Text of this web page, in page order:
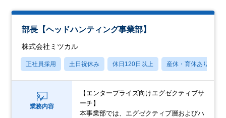
部長【ヘッドハンティング事業部】
株式会社ミツカル
正社員採用 土日祝休み 休日120日以上 産休・育休あり
業務内容
【エンタープライズ向けエグゼクティブサ
ーチ】
本事業部では、エグゼクティブ層およびハ